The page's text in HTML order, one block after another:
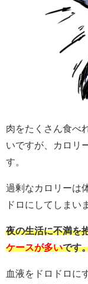
肉をたくさん食べ
いですが、カロリ
す。
過剰なカロリーは
ドロにしてしまい
夜の生活に不満を
ケースが多いです
血液をドロドロに